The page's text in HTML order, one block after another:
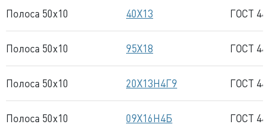
Полоса 50x10 40Х13 ГОСТ
Полоса 50x10 95Х18 ГОСТ
Полоса 50x10 20Х13Н4Г9 ГОСТ
Полоса 50x10 09Х16Н4Б ГОСТ